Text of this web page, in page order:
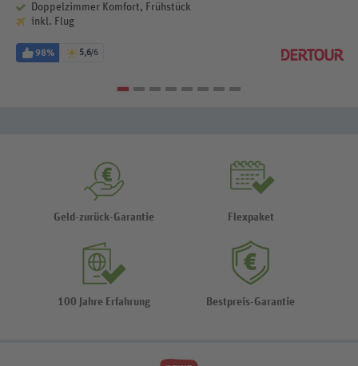
Doppelzimmer Komfort, Frühstück
inkl. Flug
98% 5,6/6
Geld-zurück-Garantie Flexpaket
100 Jahre Erfahrung Bestpreis-Garantie